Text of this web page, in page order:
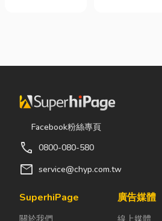
還是每天幫助
衣機，一旦發
生故障，都可
能嚴重影響日
因此，選擇專
業的高雄電器
僅能快速排除
資源管理。透
不僅能改善水
程與回收水工
成本，實現節
Facebook粉絲專頁
call 0800-080-580
mail service@chyp.com.tw
SuperhiPage
關於我們
廣告媒體
線上媒體